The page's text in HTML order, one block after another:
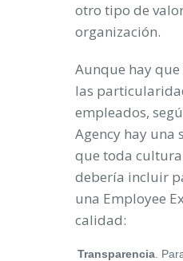
otro tipo de
organización.
Aunque hay que
las
empleados,
Agency hay una
que toda
debería incluir
una Employee
calidad:
Transparencia .